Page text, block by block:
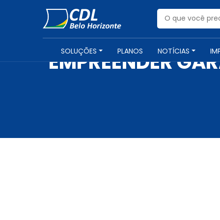
SOLUÇÕES PLANOS NOTÍCIAS
EMPREENDER